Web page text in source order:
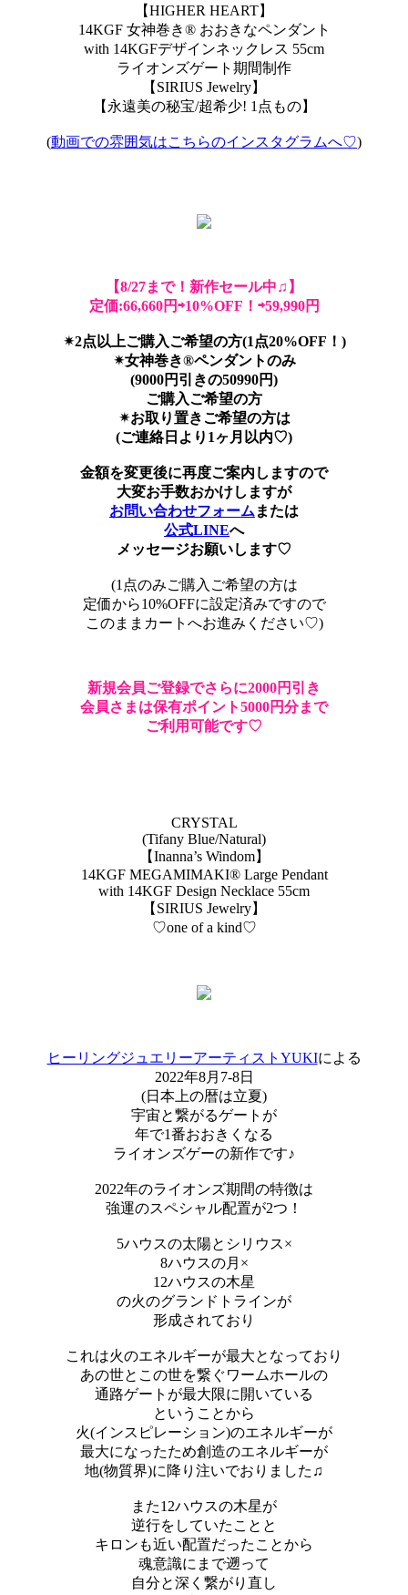
【HIGHER HEART】
14KGF 女神巻き® おおきなペンダント
with 14KGFデザインネックレス 55cm
ライオンズゲート期間制作
【SIRIUS Jewelry】
【永遠美の秘宝/超希少! 1点もの】
(動画での雰囲気はこちらのインスタグラムへ♡)
【8/27まで！新作セール中♫】
定価:66,660円⇨10%OFF！⇨59,990円
✴︎2点以上ご購入ご希望の方(1点20%OFF！)
✴︎女神巻き®︎ペンダントのみ
(9000円引きの50990円)
ご購入ご希望の方
✴︎お取り置きご希望の方は
(ご連絡日より1ヶ月以内♡)
金額を変更後に再度ご案内しますので
大変お手数おかけしますが
お問い合わせフォーム または
公式LINEへ
メッセージお願いします♡
(1点のみご購入ご希望の方は
定価から10%OFFに設定済みですので
このままカートへお進みください♡)
新規会員ご登録でさらに2000円引き
会員さまは保有ポイント5000円分まで
ご利用可能です♡
CRYSTAL
(Tifany Blue/Natural)
【Inanna’s Windom】
14KGF MEGAMIMAKI®︎ Large Pendant
with 14KGF Design Necklace 55cm
【SIRIUS Jewelry】
♡one of a kind♡
ヒーリングジュエリーアーティストYUKIによる
2022年8月7-8日
(日本上の暦は立夏)
宇宙と繋がるゲートが
年で1番おおきくなる
ライオンズゲーの新作です♪
2022年のライオンズ期間の特徴は
強運のスペシャル配置が2つ！
5ハウスの太陽とシリウス×
8ハウスの月×
12ハウスの木星
の火のグランドトラインが
形成されており
これは火のエネルギーが最大となっており
あの世とこの世を繋ぐワームホールの
通路ゲートが最大限に開いている
ということから
火(インスピレーション)のエネルギーが
最大になったため創造のエネルギーが
地(物質界)に降り注いでおりました♫
また12ハウスの木星が
逆行をしていたことと
キロンも近い配置だったことから
魂意識にまで遡って
自分と深く繋がり直し